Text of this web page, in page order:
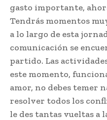
gasto importante,
Tendrás momentos
a lo largo de esta
comunicación se
partido. Las
este momento,
amor, no debes temer
resolver todos los
le des tantas vueltas a